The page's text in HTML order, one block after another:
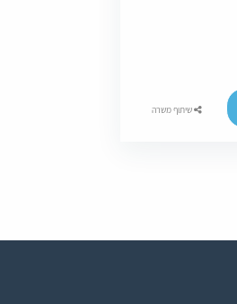
שיתוף משרה